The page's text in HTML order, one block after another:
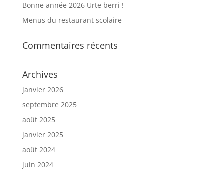
Bonne année 2026 Urte berri !
Menus du restaurant scolaire
Commentaires récents
Archives
janvier 2026
septembre 2025
août 2025
janvier 2025
août 2024
juin 2024